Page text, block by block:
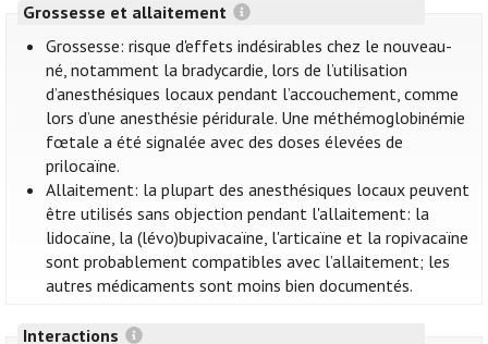
Grossesse et allaitement
Grossesse: risque d'effets indésirables chez le nouveau-
né, notamment la bradycardie, lors de l’utilisation
d’anesthésiques locaux pendant l’accouchement, comme
lors d’une anesthésie péridurale. Une méthémoglobinémie
fœtale a été signalée avec des doses élevées de
prilocaïne.
Allaitement: la plupart des anesthésiques locaux peuvent
être utilisés sans objection pendant l'allaitement: la
lidocaïne, la (lévo)bupivacaïne, l'articaïne et la ropivacaïne
sont probablement compatibles avec l’allaitement; les
autres médicaments sont moins bien documentés.
Interactions